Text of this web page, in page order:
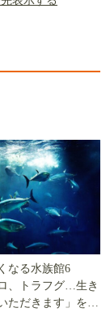
なる水族館6
、トラフグ…生き
ただきます」を考